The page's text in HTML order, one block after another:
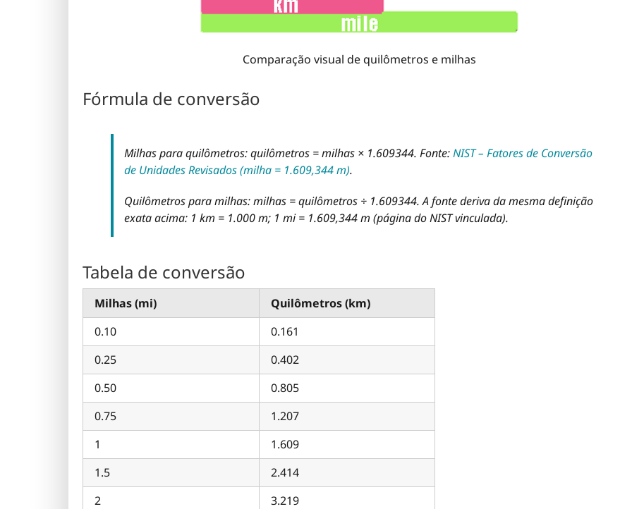
Comparação visual de quilômetros e milhas
Fórmula de conversão
Milhas para quilômetros: quilômetros = milhas × 1.609344. Fonte:NIST – Fatores de Conversão
de Unidades Revisados (milha = 1.609,344 m).
Quilômetros para milhas: milhas = quilômetros ÷ 1.609344. A fonte deriva da mesma definição
exata acima: 1 km = 1.000 m; 1 mi = 1.609,344 m (página do NIST vinculada).
Tabela de conversão
Milhas (mi)
Quilômetros (km)
0.10
0.161
0.25
0.402
0.50
0.805
0.75
1.207
1
1.609
1.5
2.414
2
3.219